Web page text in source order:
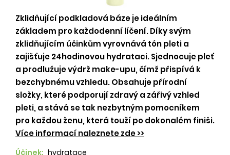
Zklidňující podkladová báze je ideálním
základem pro každodenní líčení. Díky svým
zklidňujícím účinkům vyrovnává tón pleti a
zajišťuje 24hodinovou hydrataci. Sjednocuje pleť
a prodlužuje výdrž make-upu, čímž přispívá k
bezchybnému vzhledu. Obsahuje přírodní
složky, které podporují zdravý a zářivý vzhled
pleti, a stává se tak nezbytným pomocníkem
pro každou ženu, která touží po dokonalém finiši.
Více informací naleznete zde >>
Účinek: hydratace